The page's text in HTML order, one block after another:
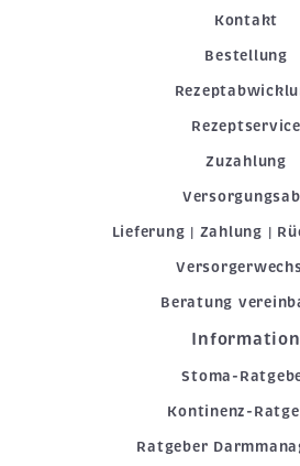
Kontakt
Bestellung
Rezeptservice
Zuzahlung
Lieferung | Zahlung |
Beratung
Information
Stoma-
Kontinenz-
Ratgeber